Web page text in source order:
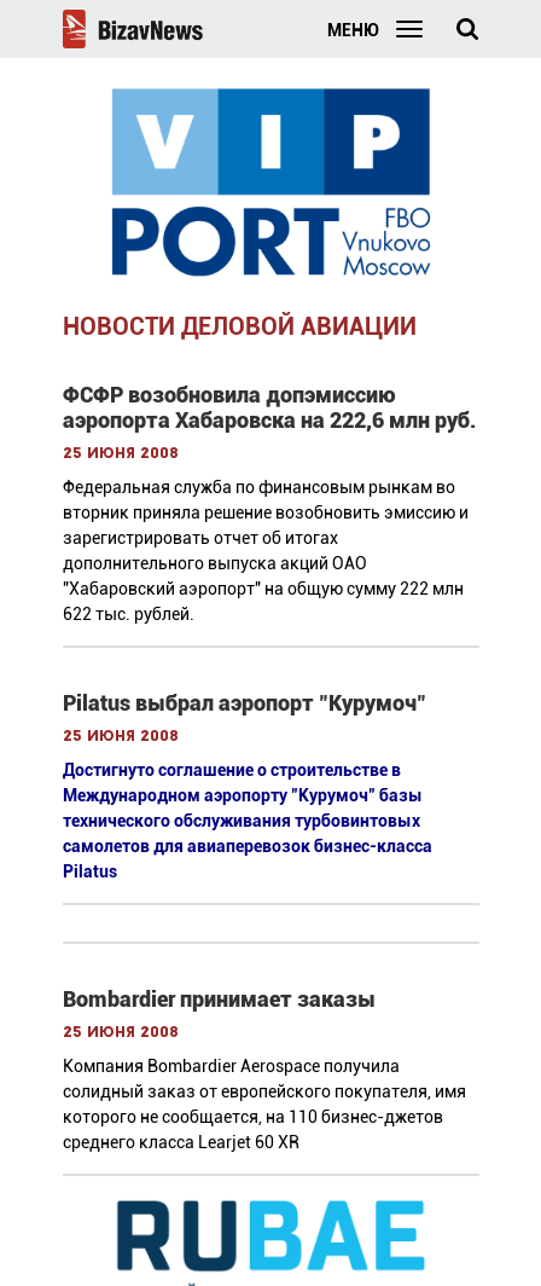
МЕНЮ
НОВОСТИ ДЕЛОВОЙ АВИАЦИИ
ФСФР возобновила допэмиссию
аэропорта Хабаровска на 222,6 млн руб.
25 июня 2008
Федеральная служба по финансовым рынкам во
вторник приняла решение возобновить эмиссию и
зарегистрировать отчет об итогах
дополнительного выпуска акций ОАО
"Хабаровский аэропорт" на общую сумму 222 млн
622 тыс. рублей.
Pilatus выбрал аэропорт "Курумоч"
25 июня 2008
Достигнуто соглашение о строительстве в
Международном аэропорту "Курумоч" базы
технического обслуживания турбовинтовых
самолетов для авиаперевозок бизнес-класса
Pilatus
Bombardier принимает заказы
25 июня 2008
Компания Bombardier Aerospace получила
солидный заказ от европейского покупателя, имя
которого не сообщается, на 110 бизнес-джетов
среднего класса Learjet 60 XR